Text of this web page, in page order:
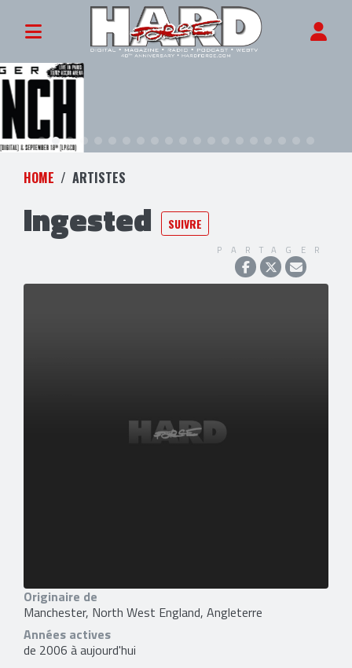
HOME ARTISTES
Ingested SUIVRE
PARTAGER
Originaire de
Manchester, North West England, Angleterre
Années actives
de 2006 à aujourd'hui